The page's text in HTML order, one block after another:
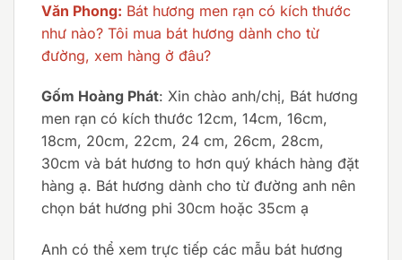
Văn Phong: Bát hương men rạn có kích thước
như nào? Tôi mua bát hương dành cho từ
đường, xem hàng ở đâu?
Gốm Hoàng Phát: Xin chào anh/chị, Bát hương
men rạn có kích thước 12cm, 14cm, 16cm,
18cm, 20cm, 22cm, 24 cm, 26cm, 28cm,
30cm và bát hương to hơn quý khách hàng đặt
hàng ạ. Bát hương dành cho từ đường anh nên
chọn bát hương phi 30cm hoặc 35cm ạ
Anh có thể xem trực tiếp các mẫu bát hương